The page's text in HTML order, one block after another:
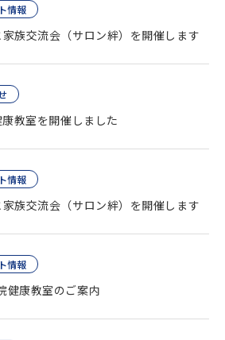
情報
族交流会（サロン絆）を開催します
教室を開催しました
情報
族交流会（サロン絆）を開催します
情報
健康教室のご案内